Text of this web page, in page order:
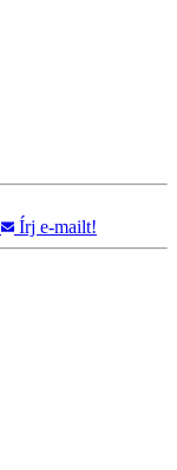
Írj e-mailt!